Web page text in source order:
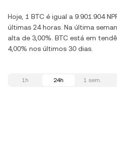
Hoje, 1 BTC é igual a 9.901.904
últimas 24 horas. Na última
alta de 3,00%. BTC está em
4,00% nos últimos 30 dias.
1h 24h 1 sem.